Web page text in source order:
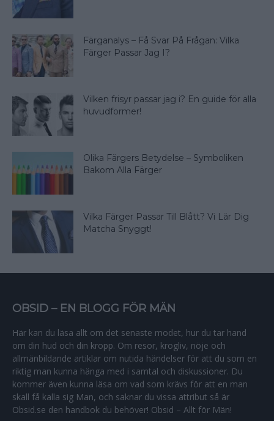
Färganalys – Få Svar På Frågan: Vilka
Färger Passar Jag I?
Vilken frisyr passar jag i? En guide för alla
huvudformer!
Olika Färgers Betydelse – Symboliken
Bakom Alla Färger
Vilka Färger Passar Till Blått? Vi Lär Dig
Matcha Snyggt!
OBSID – EN BLOGG FÖR MÄN
Här kan du läsa allt om det senaste modet, hur du tar hand
om din hud och din kropp. Om resor, krogliv, nöje och
allmänbildande artiklar om nutida händelser för att du som en
riktig man kunna hänga med i samtal och diskussioner. Du
kommer även kunna läsa om vad som krävs för att en man
skall få kalla sig Man, och saknar du vissa attribut så är
Obsid.se den handbok du behöver! Obsid – Allt för Män!